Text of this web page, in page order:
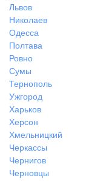
Львов
Николаев
Одесса
Полтава
Ровно
Сумы
Тернополь
Ужгород
Харьков
Херсон
Хмельницкий
Черкассы
Чернигов
Черновцы